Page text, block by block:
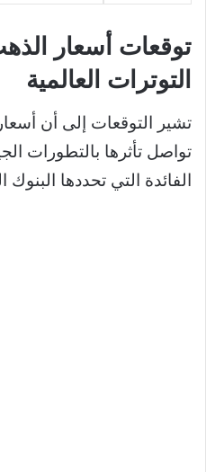
توقعات أسعار
التوترات العالمية
تشير التوقعات إلى أن
تواصل تأثرها بالتطورات
الفائدة التي تحددها